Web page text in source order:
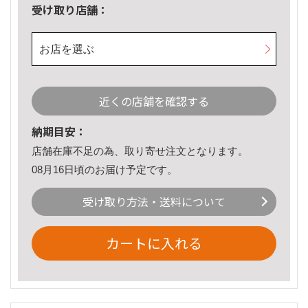
受け取り店舗：
お店を選ぶ
近くの店舗を確認する
納期目安：
店舗在庫不足の為、取り寄せ注文となります。
08月16日頃のお届け予定です。
受け取り方法・送料について
カートに入れる